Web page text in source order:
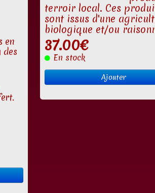
en
terroir local. Ces
sont issus d'une
biologique et/ou
37.00€
En stock
Ajouter